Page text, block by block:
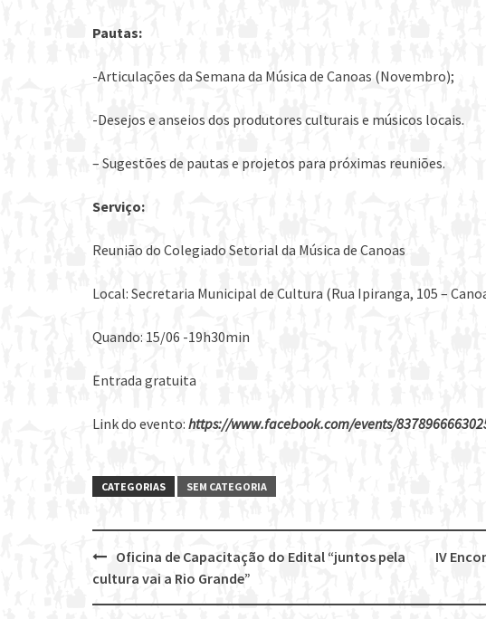
Pautas:
-Articulações da Semana da Música de Canoas (Novembro);
-Desejos e anseios dos produtores culturais e músicos locais.
– Sugestões de pautas e projetos para próximas reuniões.
Serviço:
Reunião do Colegiado Setorial da Música de Canoas
Local: Secretaria Municipal de Cultura (Rua Ipiranga, 105 –
Quando: 15/06 -19h30min
Entrada gratuita
Link do evento: https://www.facebook.com/events/
CATEGORIAS SEM CATEGORIA
Post
navigation
IV
Oficina de Capacitação do Edital “‪‎juntos pela
cultura‬ vai a Rio Grande”